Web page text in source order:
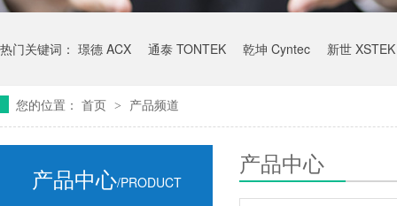
热门关键词： 璟德 ACX 通泰 TONTEK 乾坤 Cyntec 新世 XSTEK
您的位置： 首页 > 产品频道
产品中心
产品中心/PRODUCT